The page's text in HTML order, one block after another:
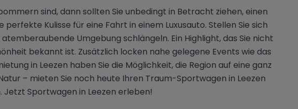
sind, dann sollten Sie unbedingt in Betracht ziehen, einen
Kulisse für eine Fahrt in einem Luxusauto. Stellen Sie sich
Umgebung schlängeln. Ein Highlight, das Sie nicht
bekannt ist. Zusätzlich locken nahe gelegene Events wie das
in Leezen haben Sie die Möglichkeit, die Region auf eine ganz
– mieten Sie noch heute Ihren Traum-Sportwagen in Leezen
Jetzt Sportwagen in Leezen erleben!